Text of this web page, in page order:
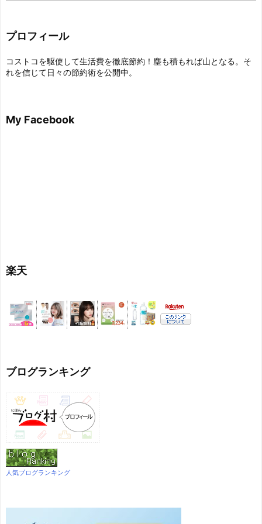
プロフィール
コストコを駆使して生活費を徹底節約！塵も積もれば山となる。そ
れを信じて日々の節約術を公開中。
My Facebook
楽天
ブログランキング
人気ブログランキング